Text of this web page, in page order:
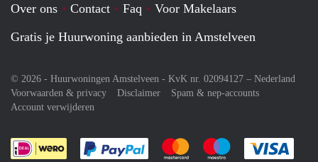
Over ons Contact Faq
Voor Makelaars
Gratis je Huurwoning aanbieden in Amstelveen
© 2026 - Huurwoningen Amstelveen - KvK nr. 02094127 – Nederland
Voorwaarden & privacy
Disclaimer
Spam & nep-accounts
Account verwijderen
Je rekent gemakkelijk af met Paypal
Je rekent gemakkelijk af met
Je rekent